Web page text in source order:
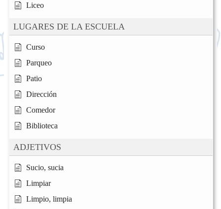
Liceo
LUGARES DE LA ESCUELA
Curso
Parqueo
Patio
Dirección
Comedor
Biblioteca
ADJETIVOS
Sucio, sucia
Limpiar
Limpio, limpia